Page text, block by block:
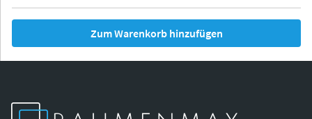
Zum Warenkorb hinzufügen